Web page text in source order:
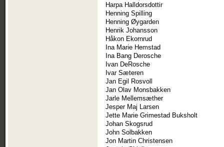
Harpa Halldorsdottir
Henning Spilling
Henning Øygarden
Henrik Johansson
Håkon Ekornrud
Ina Marie Hemstad
Ina Bang Derosche
Ivan DeRosche
Ivar Sæteren
Jan Egil Rosvoll
Jan Olav Monsbakken
Jarle Mellemsæther
Jesper Maj Larsen
Jette Marie Grimestad Buksholt
Johan Skogsrud
John Solbakken
Jon Martin Christensen